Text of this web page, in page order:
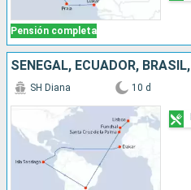
Pensión completa
SH Diana 10 d